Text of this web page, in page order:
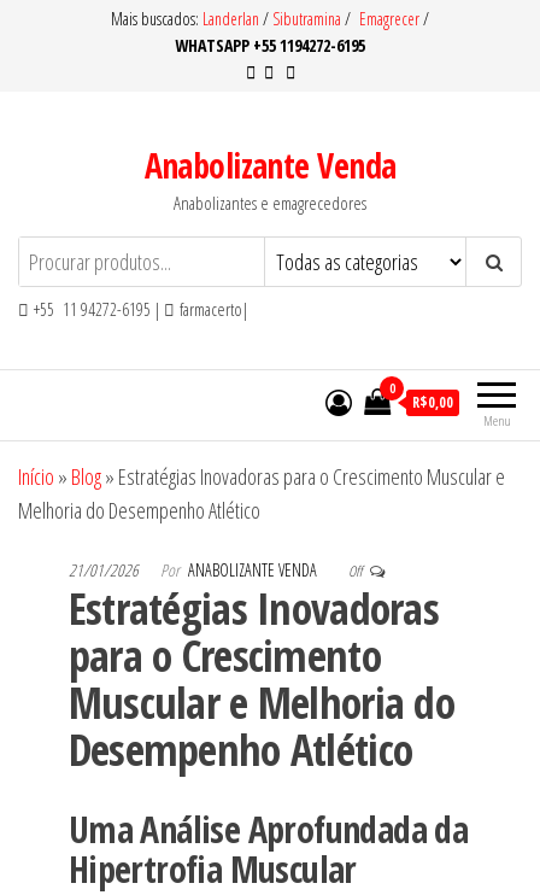
Mais buscados: Landerlan / Sibutramina / Emagrecer/
WHATSAPP +55 1194272-6195
Anabolizante Venda
Anabolizantes e emagrecedores
+55 11 94272-6195 | farmacerto|
Menu
0
R$0,00
Início » Blog» Estratégias Inovadoras para o Crescimento Muscular e
Melhoria do Desempenho Atlético
21/01/2026 Por ANABOLIZANTE VENDA Off
Estratégias Inovadoras
para o Crescimento
Muscular e Melhoria do
Desempenho Atlético
Uma Análise Aprofundada da
Hipertrofia Muscular